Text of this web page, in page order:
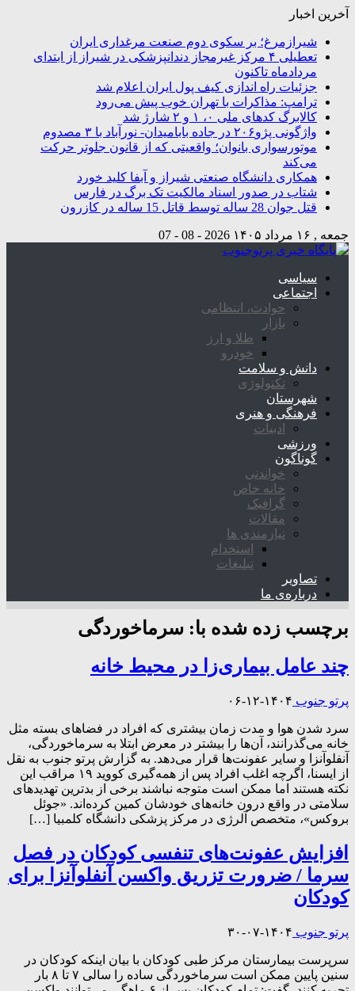
آخرین اخبار
شیرازمرغ؛ بر سکوی دوم صنعت مرغداری ایران
تعطیلی ۴ مرکز غیرمجاز دندانپزشکی در شیراز از ابتدای
مردادماه تاکنون
جزئیات راه اندازی کیف پول ایران اعلام شد
ترامپ: مذاکرات با تهران خوب پیش می‌رود
کالابرگ کدهای ملی ۰، ۱ و ۲ شارژ شد
واژگونی پژو۲۰۶ در جاده بابامیدان- نورآباد با ۳ مصدوم
موتورسواری بانوان؛ واقعیتی که از قانون جلوتر حرکت
می‌کند
همکاری دانشگاه صنعتی شیراز و آبفا کلید خورد
شتاب در صدور اسناد مالکیت تک برگ در فارس
قتل جوان 28 ساله توسط قاتل 15 ساله در کازرون
جمعه , ۱۶ مرداد ۱۴۰۵ 2026 - 08 - 07
سیاسی
اجتماعی
حوادث، انتظامی
بازار
طلا و ارز
خودرو
دانش و سلامت
تکنولوژی
شهرستان
فرهنگی و هنری
ادبیات
ورزشی
گوناگون
خواندنی
خانه خاص
گرافیک
مقالات
نیازمندی ها
استخدام
تبلیغات
تصاویر
درباره‌ی ما
برچسب زده شده با: سرماخوردگی
چند عامل بیماری‌زا در محیط خانه
پرتو جنوب ۱۴۰۴-۱۲-۰۶
سرد شدن هوا و مدت زمان بیشتری که افراد در فضاهای بسته مثل
خانه می‌گذرانند، آن‌ها را بیشتر در معرض ابتلا به سرماخوردگی،
آنفلوآنزا و سایر عفونت‌ها قرار می‌دهد. به گزارش پرتو جنوب به نقل
از ایسنا، اگرچه اغلب افراد پس از همه‌گیری کووید ۱۹ مراقب این
نکته هستند اما ممکن است متوجه نباشند برخی از بدترین تهدیدهای
سلامتی در واقع درون خانه‌های خودشان کمین کرده‌اند. «جوئل
بروکس»، متخصص آلرژی در مرکز پزشکی دانشگاه کلمبیا […]
افزایش عفونت‌های تنفسی کودکان در فصل
سرما / ضرورت تزریق واکسن آنفلوآنزا برای
کودکان
پرتو جنوب ۱۴۰۴-۰۷-۳۰
سرپرست بیمارستان مرکز طبی کودکان با بیان اینکه کودکان در
سنین پایین ممکن است سرماخوردگی ساده را سالی ۷ تا ۸ بار